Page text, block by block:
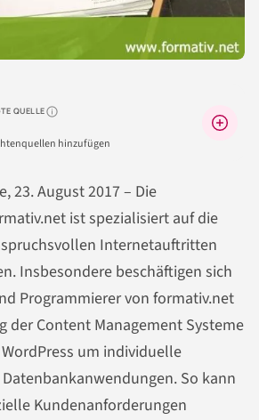
QUELLEWarum lohnt sich das?
hinzufügen
23. August 2017 – Die
ist spezialisiert auf die
Internetauftritten
Insbesondere beschäftigen sich
Programmierer von formativ.net
der Content Management Systeme
um individuelle
So kann
Kundenanforderungen